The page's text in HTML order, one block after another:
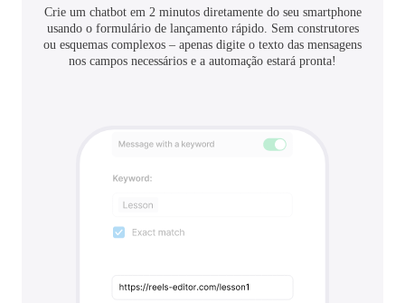
Crie um chatbot em 2 minutos diretamente do seu smartphone
usando o formulário de lançamento rápido. Sem construtores
ou esquemas complexos – apenas digite o texto das mensagens
nos campos necessários e a automação estará pronta!